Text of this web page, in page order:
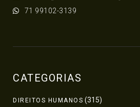
71 99102-3139
CATEGORIAS
DIREITOS HUMANOS (315)